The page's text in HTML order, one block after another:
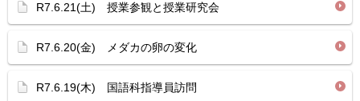
R7.6.21(土) 授業参観と授業研究会
R7.6.20(金) メダカの卵の変化
R7.6.19(木) 国語科指導員訪問